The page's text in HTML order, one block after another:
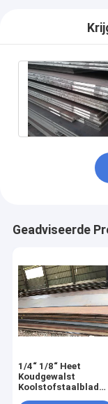
Geadviseerde
1/4“ 1/8“ Heet
Koudgewalst
Koolstofstaalblad